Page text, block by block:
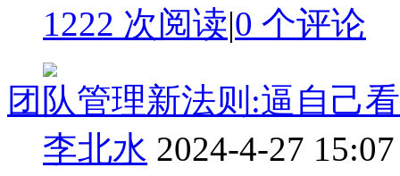
1222 次阅读|0 个评论
团队管理新法则:逼自己
李北水 2024-4-27 15:07